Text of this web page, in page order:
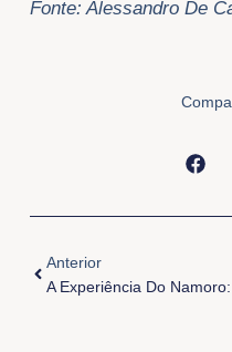
Fonte: Alessandro De
Anterior